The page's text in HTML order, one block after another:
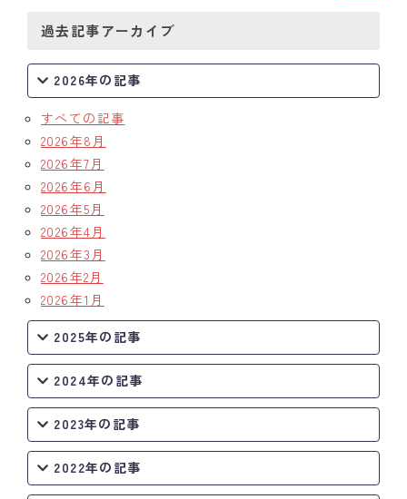
例会場・事務局の案内
リンク集
情報公開
入会のご案内
過去記事アーカイブ
2026年の記事
すべての記事
2026年8月
2026年7月
2026年6月
2026年5月
2026年4月
2026年3月
2026年2月
2026年1月
2025年の記事
2024年の記事
2023年の記事
2022年の記事